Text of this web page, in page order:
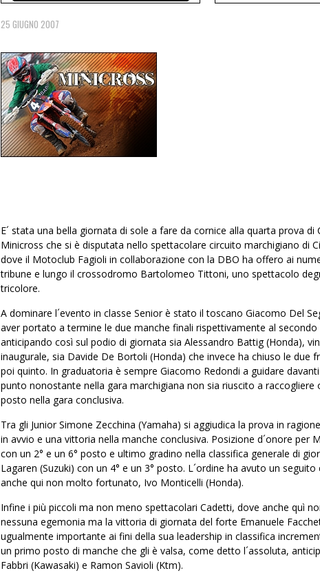
25 GIUGNO 2007
E´ stata una bella giornata di sole a fare da cornice alla quarta prova
Minicross che si è disputata nello spettacolare circuito marchigiano di
dove il Motoclub Fagioli in collaborazione con la DBO ha offero ai
tribune e lungo il crossodromo Bartolomeo Tittoni, uno spettacolo
tricolore.
A dominare l´evento in classe Senior è stato il toscano Giacomo Del
aver portato a termine le due manche finali rispettivamente al
anticipando così sul podio di giornata sia Alessandro Battig (Honda),
inaugurale, sia Davide De Bortoli (Honda) che invece ha chiuso le due
poi quinto. In graduatoria è sempre Giacomo Redondi a guidare
punto nonostante nella gara marchigiana non sia riuscito a raccogliere
posto nella gara conclusiva.
Tra gli Junior Simone Zecchina (Yamaha) si aggiudica la prova in
in avvio e una vittoria nella manche conclusiva. Posizione d´onore per
con un 2° e un 6° posto e ultimo gradino nella classifica generale di
Lagaren (Suzuki) con un 4° e un 3° posto. L´ordine ha avuto un
anche qui non molto fortunato, Ivo Monticelli (Honda).
Infine i più piccoli ma non meno spettacolari Cadetti, dove anche quì
nessuna egemonia ma la vittoria di giornata del forte Emanuele
ugualmente importante ai fini della sua leadership in classifica
un primo posto di manche che gli è valsa, come detto l´assoluta,
Fabbri (Kawasaki) e Ramon Savioli (Ktm).